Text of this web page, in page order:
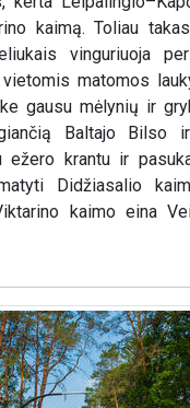
kaimą. Toliau
vinguriuoja
matomos
gausu mėlynių ir
Baltajo Bilso
ežero krantu ir
Didžiasalio
kaimo eina